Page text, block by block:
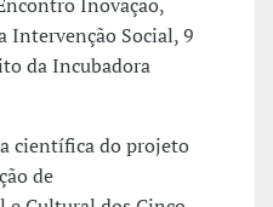
Intervenção Social, 9
da Incubadora
científica do projeto
de